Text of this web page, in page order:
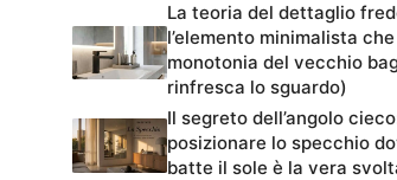
La teoria del dettaglio
l’elemento minimalista
monotonia del vecchio
rinfresca lo sguardo)
Il segreto dell’angolo
posizionare lo specchio
batte il sole è la vera